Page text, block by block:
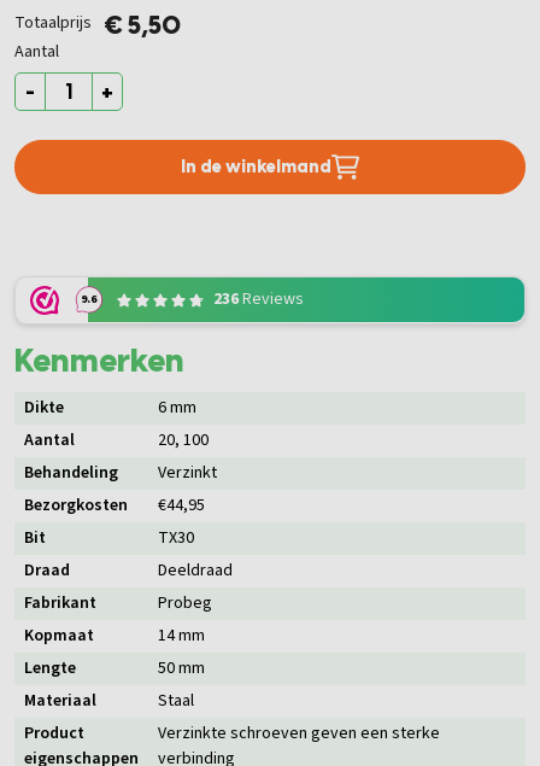
Totaalprijs € 5,50
Aantal
- +
In de winkelmand
9.6 236Reviews
Kenmerken
Dikte
6 mm
Aantal
20, 100
Behandeling
Verzinkt
Bezorgkosten
€44,95
Bit
TX30
Draad
Deeldraad
Fabrikant
Probeg
Kopmaat
14 mm
Lengte
50 mm
Materiaal
Staal
Product
eigenschappen
Verzinkte schroeven geven een sterke
verbinding